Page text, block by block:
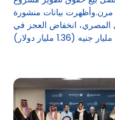
بيانات منشورة
المصري، انخفاض العجز في